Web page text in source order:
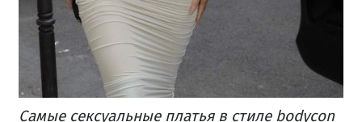
Самые сексуальные платья в стиле bodycon